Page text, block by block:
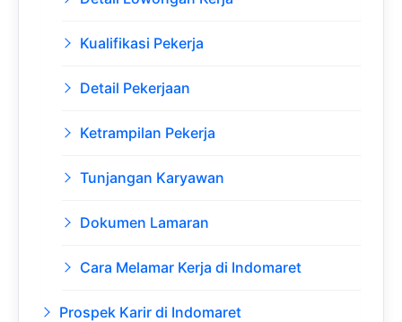
Kualifikasi Pekerja
Detail Pekerjaan
Ketrampilan Pekerja
Tunjangan Karyawan
Dokumen Lamaran
Cara Melamar Kerja di Indomaret
Prospek Karir di Indomaret